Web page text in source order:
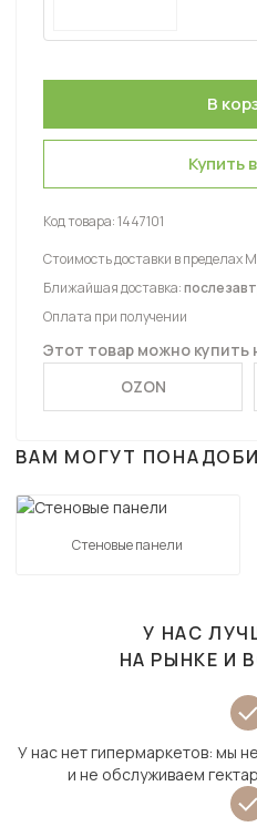
Купить
Код товара:1447101
Стоимость доставки в пределах
Ближайшая доставка:
Оплата при получении
Этот товар можно купить
OZON
ВАМ МОГУТ
Стеновые панели
У НАС
НА РЫНКЕ И
У нас нет гипермаркетов: мы
и не обслуживаем